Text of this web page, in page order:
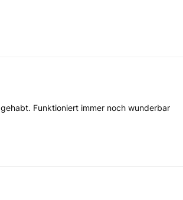
Funktioniert immer noch wunderbar